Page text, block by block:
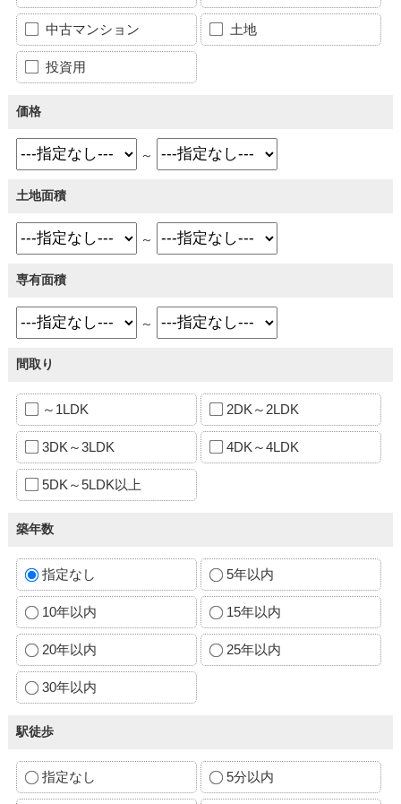
中古マンション 土地
投資用
価格
～
土地面積
～
専有面積
～
間取り
～1LDK 2DK～2LDK
3DK～3LDK 4DK～4LDK
5DK～5LDK以上
築年数
指定なし 5年以内
10年以内 15年以内
20年以内 25年以内
30年以内
駅徒歩
指定なし 5分以内